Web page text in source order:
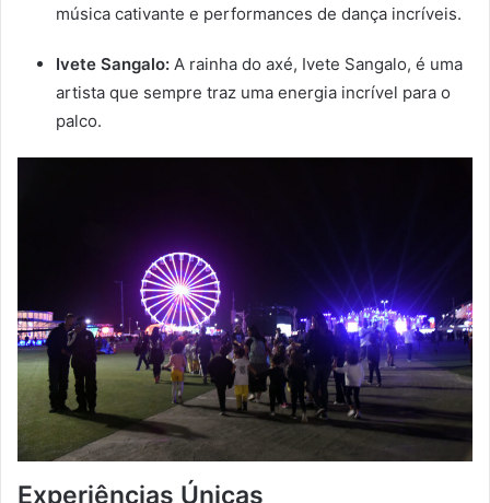
música cativante e performances de dança incríveis.
Ivete Sangalo: A rainha do axé, Ivete Sangalo, é uma
artista que sempre traz uma energia incrível para o
palco.
Experiências Únicas